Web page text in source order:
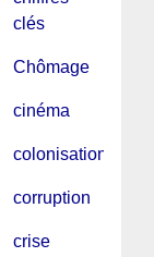
clés
Chômage
cinéma
colonisation
corruption
crise